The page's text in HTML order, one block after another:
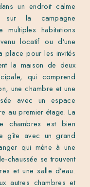
un endroit calme
sur la campagne
multiples habitations
locatif ou d’une
place pour les invités
la maison de deux
qui comprend
une chambre et une
avec un espace
au premier étage. La
chambres est bien
gîte avec un grand
qui mène à une
chaussée se trouvent
et une salle d’eau.
autres chambres et